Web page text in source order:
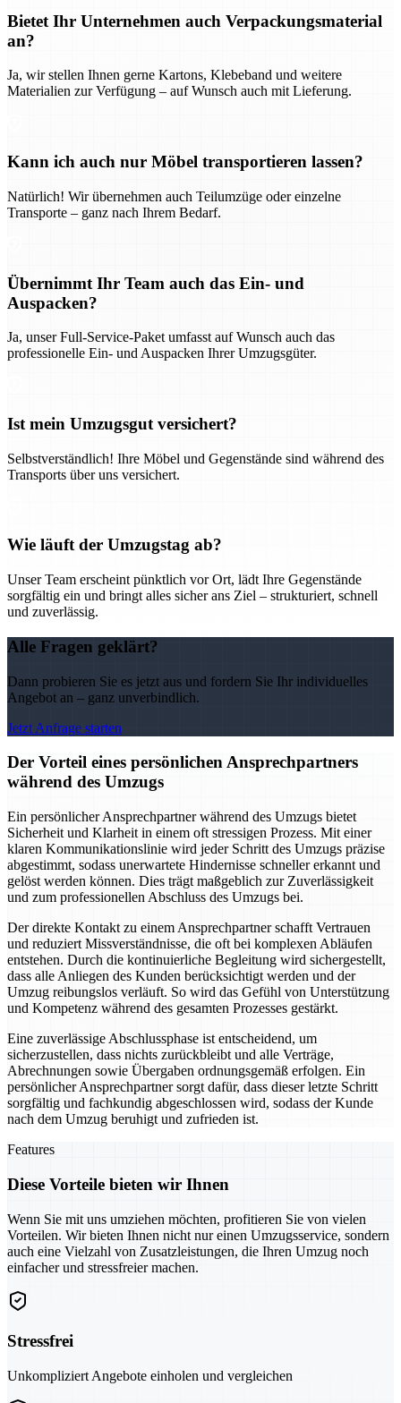
Bietet Ihr Unternehmen auch Verpackungsmaterial
an?
Ja, wir stellen Ihnen gerne Kartons, Klebeband und weitere
Materialien zur Verfügung – auf Wunsch auch mit Lieferung.
Kann ich auch nur Möbel transportieren lassen?
Natürlich! Wir übernehmen auch Teilumzüge oder einzelne
Transporte – ganz nach Ihrem Bedarf.
Übernimmt Ihr Team auch das Ein- und
Auspacken?
Ja, unser Full-Service-Paket umfasst auf Wunsch auch das
professionelle Ein- und Auspacken Ihrer Umzugsgüter.
Ist mein Umzugsgut versichert?
Selbstverständlich! Ihre Möbel und Gegenstände sind während des
Transports über uns versichert.
Wie läuft der Umzugstag ab?
Unser Team erscheint pünktlich vor Ort, lädt Ihre Gegenstände
sorgfältig ein und bringt alles sicher ans Ziel – strukturiert, schnell
und zuverlässig.
Alle Fragen geklärt?
Dann probieren Sie es jetzt aus und fordern Sie Ihr individuelles
Angebot an – ganz unverbindlich.
Jetzt Anfrage starten
Der Vorteil eines persönlichen Ansprechpartners
während des Umzugs
Ein persönlicher Ansprechpartner während des Umzugs bietet
Sicherheit und Klarheit in einem oft stressigen Prozess. Mit einer
klaren Kommunikationslinie wird jeder Schritt des Umzugs präzise
abgestimmt, sodass unerwartete Hindernisse schneller erkannt und
gelöst werden können. Dies trägt maßgeblich zur Zuverlässigkeit
und zum professionellen Abschluss des Umzugs bei.
Der direkte Kontakt zu einem Ansprechpartner schafft Vertrauen
und reduziert Missverständnisse, die oft bei komplexen Abläufen
entstehen. Durch die kontinuierliche Begleitung wird sichergestellt,
dass alle Anliegen des Kunden berücksichtigt werden und der
Umzug reibungslos verläuft. So wird das Gefühl von Unterstützung
und Kompetenz während des gesamten Prozesses gestärkt.
Eine zuverlässige Abschlussphase ist entscheidend, um
sicherzustellen, dass nichts zurückbleibt und alle Verträge,
Abrechnungen sowie Übergaben ordnungsgemäß erfolgen. Ein
persönlicher Ansprechpartner sorgt dafür, dass dieser letzte Schritt
sorgfältig und fachkundig abgeschlossen wird, sodass der Kunde
nach dem Umzug beruhigt und zufrieden ist.
Features
Diese Vorteile bieten wir Ihnen
Wenn Sie mit uns umziehen möchten, profitieren Sie von vielen
Vorteilen. Wir bieten Ihnen nicht nur einen Umzugsservice, sondern
auch eine Vielzahl von Zusatzleistungen, die Ihren Umzug noch
einfacher und stressfreier machen.
Stressfrei
Unkompliziert Angebote einholen und vergleichen